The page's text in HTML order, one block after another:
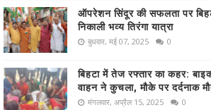
ऑपरेशन सिंदूर की सफलता पर
निकाली भव्य तिरंगा यात्रा
बुधवार, मई 07, 2025 0
बिहटा में तेज रफ्तार का कहर:
वाहन ने कुचला, मौके पर दर्दनाक
मंगलवार, अप्रैल 15, 2025 0